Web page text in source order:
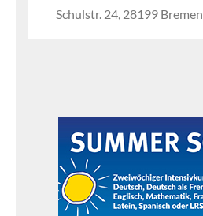
Schulstr. 24, 28199 Bremen